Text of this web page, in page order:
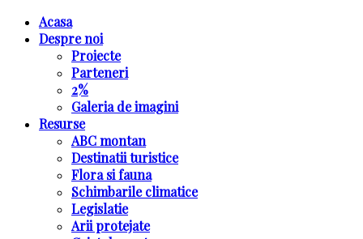
Acasa
Despre noi
Proiecte
Parteneri
2%
Galeria de imagini
Resurse
ABC montan
Destinatii turistice
Flora si fauna
Schimbarile climatice
Legislatie
Arii protejate